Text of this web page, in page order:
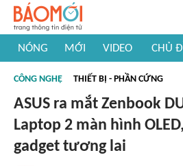
NÓNG MỚI VIDEO CHỦ
#Khám phá thế giới
CÔNG NGHỆ THIẾT BỊ - PHẦN CỨNG
ASUS ra mắt Zenbook
Laptop 2 màn hình
gadget tương lai